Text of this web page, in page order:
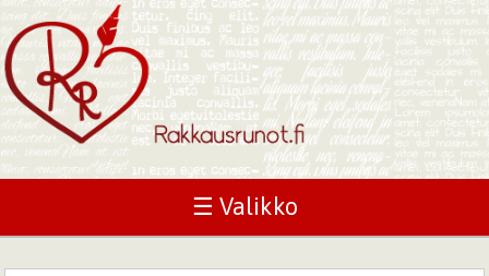
☰ Valikko